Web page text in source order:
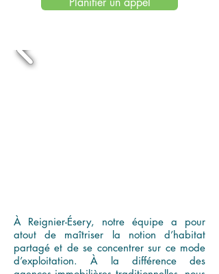
À Reignier-Ésery, notre équipe a pour
atout de maîtriser la notion d’habitat
partagé et de se concentrer sur ce mode
d’exploitation. À la différence des